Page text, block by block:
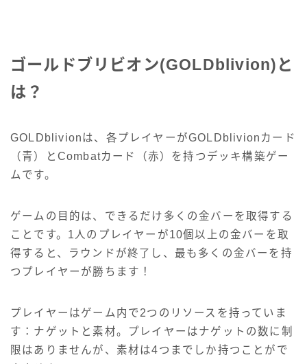
ゴールドブリビオン(GOLDblivion)と
は？
GOLDblivionは、各プレイヤーがGOLDblivionカード
（青）とCombatカード（赤）を持つデッキ構築ゲー
ムです。
ゲームの目的は、できるだけ多くの金バーを取得する
ことです。1人のプレイヤーが10個以上の金バーを取
得すると、ラウンドが終了し、最も多くの金バーを持
つプレイヤーが勝ちます！
プレイヤーはゲーム内で2つのリソースを持っていま
す：ナゲットと素材。プレイヤーはナゲットの数に制
限はありませんが、素材は4つまでしか持つことがで